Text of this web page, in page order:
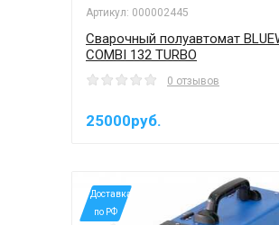
Артикул: 000002445
Сварочный полуавтомат
COMBI 132 TURBO
0 отзывов
25000руб.
*Доставка
по РФ